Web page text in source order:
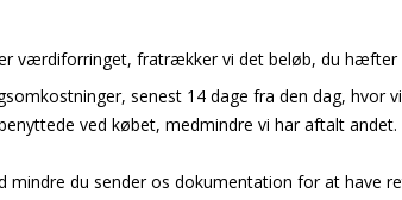
værdiforringet, fratrækker vi det beløb, du hæfter
senest 14 dage fra den dag,
ved købet, medmindre vi har aftalt andet.
du sender os dokumentation for at have